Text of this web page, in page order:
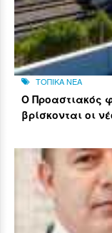
ΤΟΠΙΚΑ ΝΕΑ
Ο Προαστιακός
βρίσκονται οι